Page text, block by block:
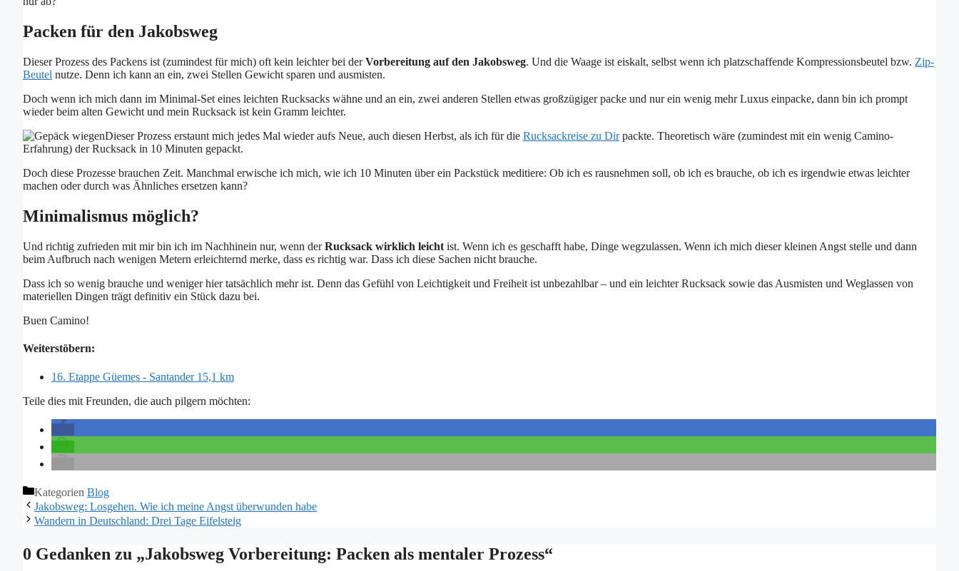
Packen für den Jakobsweg
Dieser Prozess des Packens ist (zumindest für mich) oft kein leichter bei derVorbereitung auf den Jakobsweg. Und die Waage ist eiskalt, selbst wenn ich platzschaffende Kompressionsbeutel bzw. Zip-
Beutel nutze. Denn ich kann an ein, zwei Stellen Gewicht sparen und ausmisten.
Doch wenn ich mich dann im Minimal-Set eines leichten Rucksacks wähne und an ein, zwei anderen Stellen etwas großzügiger packe und nur ein wenig mehr Luxus einpacke, dann bin ich prompt
wieder beim alten Gewicht und mein Rucksack ist kein Gramm leichter.
Dieser Prozess erstaunt mich jedes Mal wieder aufs Neue, auch diesen Herbst, als ich für die Rucksackreise zu Dirpackte. Theoretisch wäre (zumindest mit ein wenig Camino-
Erfahrung) der Rucksack in 10 Minuten gepackt.
Doch diese Prozesse brauchen Zeit. Manchmal erwische ich mich, wie ich 10 Minuten über ein Packstück meditiere: Ob ich es rausnehmen soll, ob ich es brauche, ob ich es irgendwie etwas leichter
machen oder durch was Ähnliches ersetzen kann?
Minimalismus möglich?
Und richtig zufrieden mit mir bin ich im Nachhinein nur, wenn derRucksack wirklich leicht ist. Wenn ich es geschafft habe, Dinge wegzulassen. Wenn ich mich dieser kleinen Angst stelle und dann
beim Aufbruch nach wenigen Metern erleichternd merke, dass es richtig war. Dass ich diese Sachen nicht brauche.
Dass ich so wenig brauche und weniger hier tatsächlich mehr ist. Denn das Gefühl von Leichtigkeit und Freiheit ist unbezahlbar – und ein leichter Rucksack sowie das Ausmisten und Weglassen von
materiellen Dingen trägt definitiv ein Stück dazu bei.
Buen Camino!
Weiterstöbern:
16. Etappe Güemes - Santander 15,1 km
Teile dies mit Freunden, die auch pilgern möchten:
Kategorien Blog
Jakobsweg: Losgehen. Wie ich meine Angst überwunden habe
Wandern in Deutschland: Drei Tage Eifelsteig
0 Gedanken zu „Jakobsweg Vorbereitung: Packen als mentaler Prozess“